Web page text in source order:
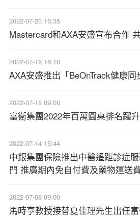
2022-07-20 16:35
Mastercard和AXA安盛宣布合作
2022-07-18 16:10
AXA安盛推出「BeOnTrack健康同
2022-07-18 09:00
富衛集團2022年百萬圓桌排名躍
2022-07-14 15:44
中銀集團保險推出中醫遙距診症
門 推廣期內免自付費及藥物運送
2022-07-08 09:00
馬時亨教授接替夏佳理先生出任